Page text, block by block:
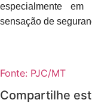
especialmente
sensação de
Fonte: PJC/MT
Compartilhe